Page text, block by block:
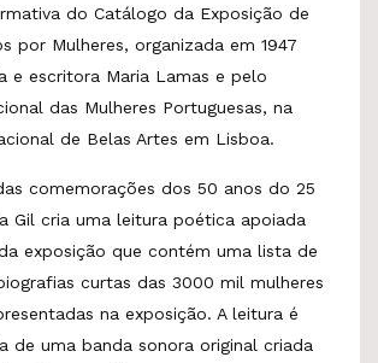
do Catálogo da Exposição de
por Mulheres, organizada em 1947
e escritora Maria Lamas e pelo
das Mulheres Portuguesas, na
de Belas Artes em Lisboa.
comemorações dos 50 anos do 25
Gil cria uma leitura poética apoiada
exposição que contém uma lista de
curtas das 3000 mil mulheres
na exposição. A leitura é
de uma banda sonora original criada